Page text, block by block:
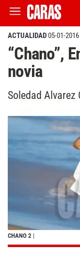
ACTUALIDAD05-01-
“Chano”,
novia
Soledad Alvarez
CHANO 2 |